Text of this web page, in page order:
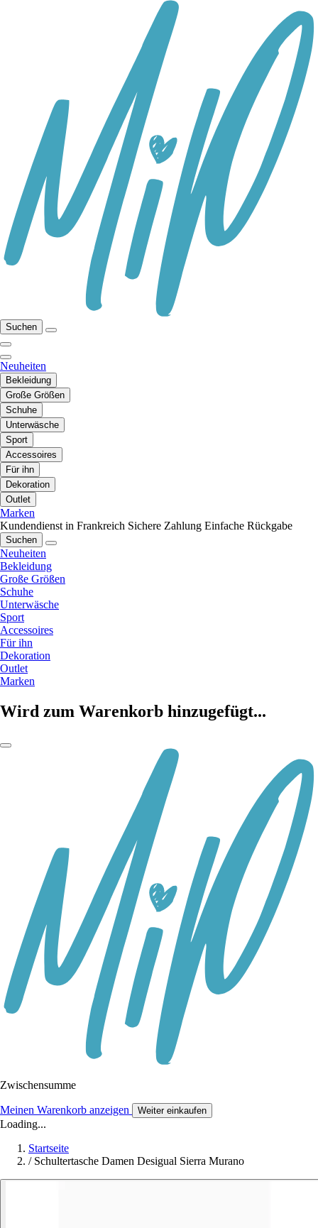
Suchen
Neuheiten
Bekleidung
Große Größen
Schuhe
Unterwäsche
Sport
Accessoires
Für ihn
Dekoration
Outlet
Marken
Kundendienst in Frankreich Sichere Zahlung Einfache Rückgabe
Suchen
Neuheiten
Bekleidung
Große Größen
Schuhe
Unterwäsche
Sport
Accessoires
Für ihn
Dekoration
Outlet
Marken
Wird zum Warenkorb hinzugefügt...
Zwischensumme
Meinen Warenkorb anzeigen Weiter einkaufen
Loading...
Startseite
/ Schultertasche Damen Desigual Sierra Murano